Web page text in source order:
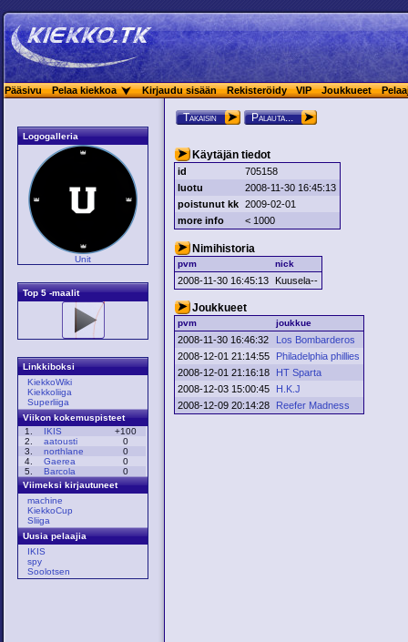
Pääsivu Pelaa kiekkoa Kirjaudu sisään Rekisteröidy VIP Joukkueet
Logogalleria
Unit
Top 5 -maalit
Linkkiboksi
KiekkoWiki
Kiekkoliiga
Superliiga
Viikon kokemuspisteet
1.
IKIS
+100
2.
aatousti
0
3.
northlane
0
4.
Gaerea
0
5.
Barcola
0
Viimeksi kirjautuneet
machine
KiekkoCup
Sliiga
Uusia pelaajia
IKIS
spy
Soolotsen
Takaisin Palauta...
Käytäjän tiedot
id
705158
luotu
2008-11-30 16:45:13
poistunut kk 2009-02-01
more info
< 1000
Nimihistoria
pvm nick
2008-11-30 16:45:13 Kuusela--
Joukkueet
pvm joukkue
2008-11-30 16:46:32
Los Bombarderos
2008-12-01 21:14:55
Philadelphia phillies
2008-12-01 21:16:18
HT Sparta
2008-12-03 15:00:45
H.K.J
2008-12-09 20:14:28
Reefer Madness